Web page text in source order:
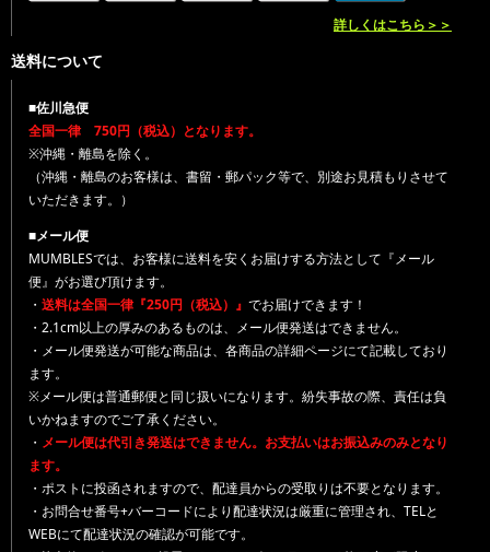
詳しくはこちら＞＞
送料について
■佐川急便
全国一律 750円（税込）となります。
※沖縄・離島を除く。
（沖縄・離島のお客様は、書留・郵パック等で、別途お見積もりさせて
いただきます。）
■メール便
MUMBLESでは、お客様に送料を安くお届けする方法として『メール
便』がお選び頂けます。
・ 送料は全国一律『250円（税込）』 でお届けできます！
・2.1cm以上の厚みのあるものは、メール便発送はできません。
・メール便発送が可能な商品は、各商品の詳細ページにて記載しており
ます。
※メール便は普通郵便と同じ扱いになります。紛失事故の際、責任は負
いかねますのでご了承ください。
・ メール便は代引き発送はできません。お支払いはお振込みのみとなり
ます。
・ポストに投函されますので、配達員からの受取りは不要となります。
・お問合せ番号+バーコードにより配達状況は厳重に管理され、TELと
WEBにて配達状況の確認が可能です。